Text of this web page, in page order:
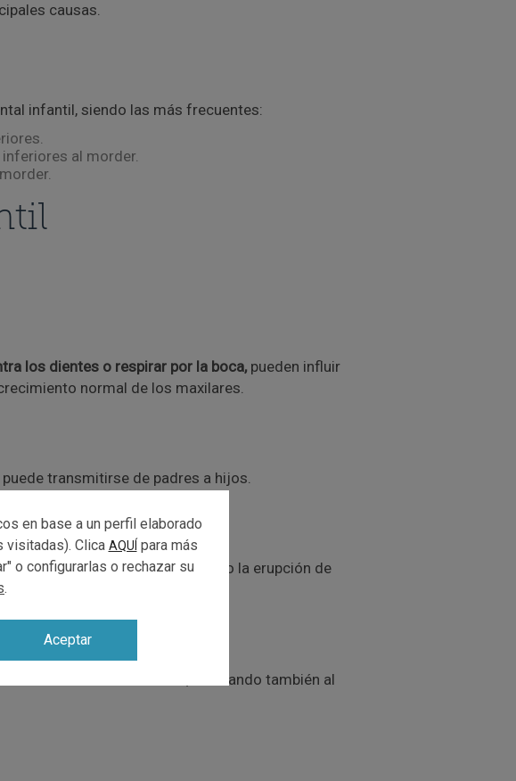
causas.
infantil, siendo las más frecuentes:
al morder.
los dientes o respirar por la boca, pueden influir
normal de los maxilares.
transmitirse de padres a hijos.
el espacio restante, dificultando la erupción de
incorrectas.
de uno o más dientes, afectando también al
en base a un perfil elaborado
visitadas). Clica AQUÍpara más
o configurarlas o rechazar su
.
Aceptar